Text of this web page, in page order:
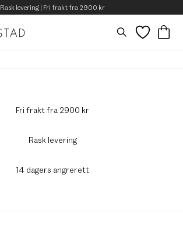
Rask levering | Fri frakt fra 2900 kr
Fri frakt fra 2900 kr
Rask levering
14 dagers angrerett